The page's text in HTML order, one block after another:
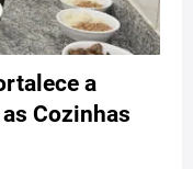
a
Cozinhas